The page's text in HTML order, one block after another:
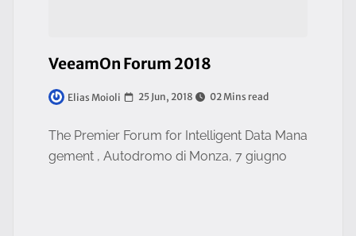
VeeamOn Forum 2018
Elias Moioli 25 Jun, 2018 02 Mins read
The Premier Forum for Intelligent Data Mana
gement , Autodromo di Monza, 7 giugno